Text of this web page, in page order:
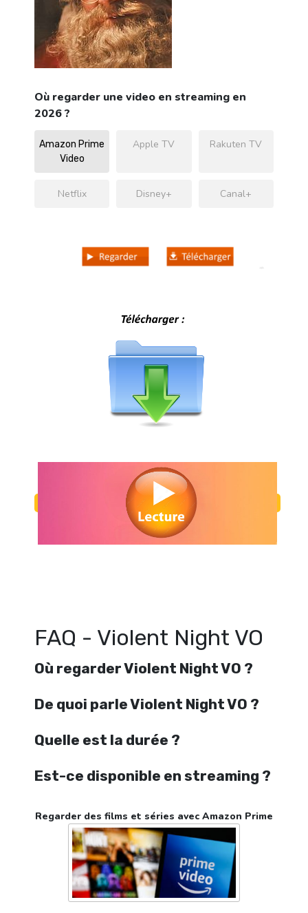
Où regarder une video en streaming en
2026 ?
Amazon Prime
Video
Apple TV Rakuten TV
Netflix Disney+ Canal+
FAQ - Violent Night VO
Où regarder Violent Night VO ?
De quoi parle Violent Night VO ?
Quelle est la durée ?
Est-ce disponible en streaming ?
Regarder des films et séries avec Amazon Prime